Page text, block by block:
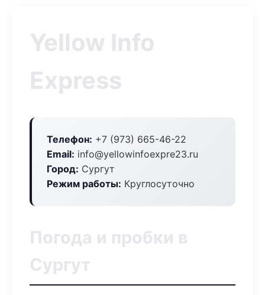
Yellow Info
Express
Телефон: +7 (973) 665-46-22
Email: info@yellowinfoexpre23.ru
Город: Сургут
Режим работы: Круглосуточно
Погода и пробки в
Сургут